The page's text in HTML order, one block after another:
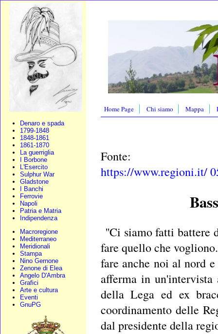
Denaro e spada
1799-1848
1848-1861
1861-1870
La guerriglia
I Borbone
L'Esercito
Sulphur War
Gladstone
I Banchi
Ferrovie
Napoli
Patria e Matria
Indipendenza
Macroregione
Mediterraneo
Meridionali
Stampa
Nino Gernone
Zenone di Elea
Angelo D'Ambra
Grafici
Arte e cultura
Eventi
GnuPG
Home Page Chi siamo Mappa
Fonte:
https://www.regioni.it/
''Ci siamo fatti battere
fare quello che
fare anche noi al nord
afferma in un'intervista
della Lega ed ex
coordinamento delle
dal presidente della